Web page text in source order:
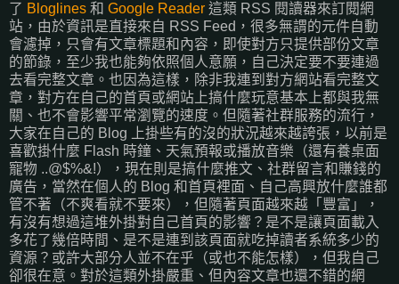
了 Bloglines 和 Google Reader 這類 RSS 閱讀器來訂閱網
站，由於資訊是直接來自 RSS Feed，很多無謂的元件自動
會濾掉，只會有文章標題和內容，即使對方只提供部份文章
的節錄，至少我也能夠依照個人意願，自己決定要不要連過
去看完整文章。也因為這樣，除非我連到對方網站看完整文
章，對方在自己的首頁或網站上搞什麼玩意基本上都與我無
關、也不會影響平常瀏覽的速度。但隨著社群服務的流行，
大家在自己的 Blog 上掛些有的沒的狀況越來越誇張，以前是
喜歡掛什麼 Flash 時鐘、天氣預報或播放音樂（還有養桌面
寵物 ..@$%&!），現在則是搞什麼推文、社群留言和賺錢的
廣告，當然在個人的 Blog 和首頁裡面、自己高興放什麼誰都
管不著（不爽看就不要來），但隨著頁面越來越「豐富」，
有沒有想過這堆外掛對自己首頁的影響？是不是讓頁面載入
多花了幾倍時間、是不是連到該頁面就吃掉讀者系統多少的
資源？或許大部分人並不在乎（或也不能怎樣），但我自己
卻很在意。對於這類外掛嚴重、但內容文章也還不錯的網